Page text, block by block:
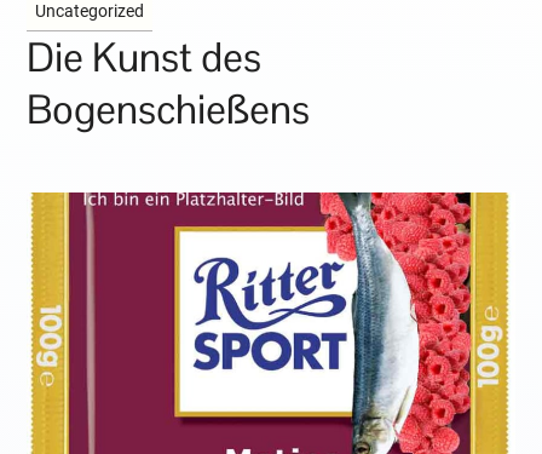
Uncategorized
Die Kunst des
Bogenschießens